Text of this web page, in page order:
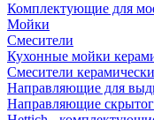
Комплектующие для
Мойки
Смесители
Кухонные мойки
Смесители
Направляющие для
Направляющие